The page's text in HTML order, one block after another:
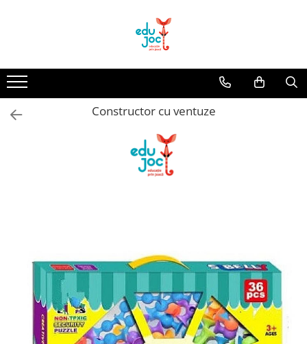
1-2 ani
3-4 ani
5-7 ani
Constructor cu ventuze